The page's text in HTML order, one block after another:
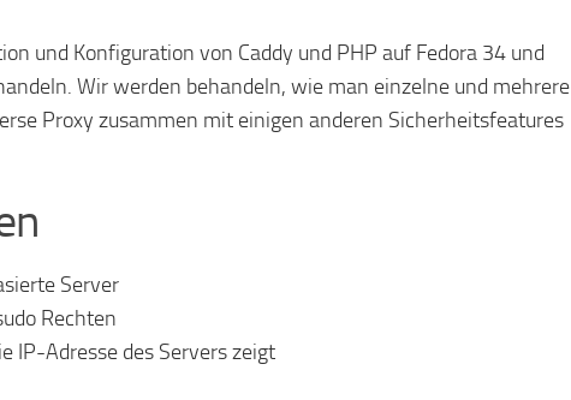
und Konfiguration von Caddy und PHP auf Fedora 34 und
Wir werden behandeln, wie man einzelne und mehrere
Proxy zusammen mit einigen anderen Sicherheitsfeatures
Server
Rechten
IP-Adresse des Servers zeigt